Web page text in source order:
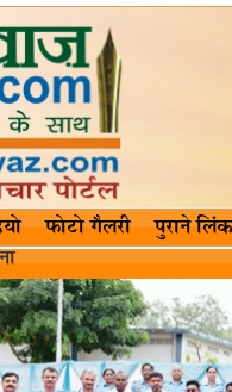
फोटो गैलरी पुराने लिंक